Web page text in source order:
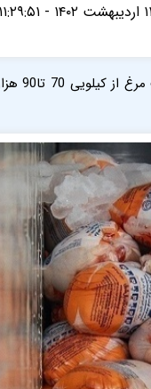
بازار